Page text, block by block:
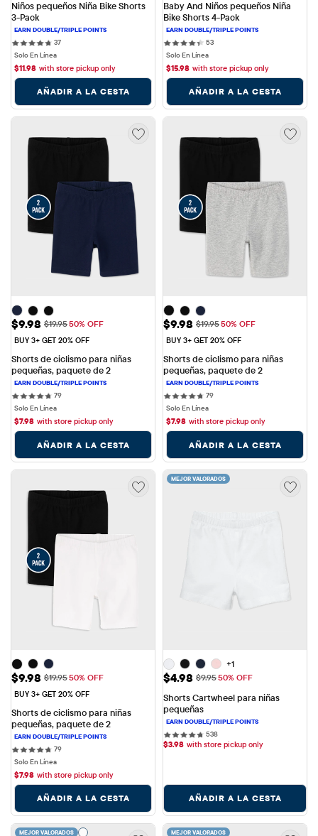
Niños pequeños Niña Bike Shorts
3-Pack
3737 reviews
Solo En Línea
$11.98 with store pickup only
AÑADIR A LA CESTA
Baby And Niños pequeños Niña
Bike Shorts 4-Pack
5353 reviews
Solo En Línea
$15.98 with store pickup only
AÑADIR A LA CESTA
Precio de venta: $9.98
$9.98 Precio original: $19.95
$19.9550% OFF
BUY 3+ GET 20% OFF
Shorts de ciclismo para niñas
pequeñas, paquete de 2
7979 reviews
Solo En Línea
$7.98 with store pickup only
AÑADIR A LA CESTA
Precio de venta: $9.98
$9.98 Precio original: $19.95
$19.9550% OFF
BUY 3+ GET 20% OFF
Shorts de ciclismo para niñas
pequeñas, paquete de 2
7979 reviews
Solo En Línea
$7.98 with store pickup only
AÑADIR A LA CESTA
Precio de venta: $9.98
$9.98 Precio original: $19.95
$19.9550% OFF
BUY 3+ GET 20% OFF
Shorts de ciclismo para niñas
pequeñas, paquete de 2
7979 reviews
Solo En Línea
$7.98 with store pickup only
AÑADIR A LA CESTA
MEJOR VALORADOS
+1
Precio de venta: $4.98
$4.98 Precio original: $9.95
$9.9550% OFF
Shorts Cartwheel para niñas
pequeñas
538538 reviews
$3.98 with store pickup only
AÑADIR A LA CESTA
MEJOR VALORADOS MEJOR VALORADOS